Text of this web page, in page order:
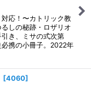
応！〜カトリック教
しの秘跡・ロザリオ
き、ミサの式次第
必携の小冊子。2022年
[4060]